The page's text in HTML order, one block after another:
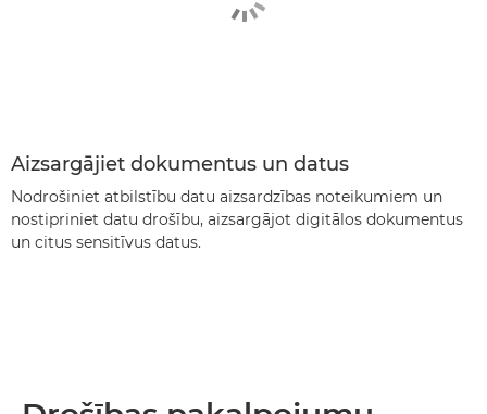
Aizsargājiet dokumentus un datus
Nodrošiniet atbilstību datu aizsardzības noteikumiem un
nostipriniet datu drošību, aizsargājot digitālos dokumentus
un citus sensitīvus datus.